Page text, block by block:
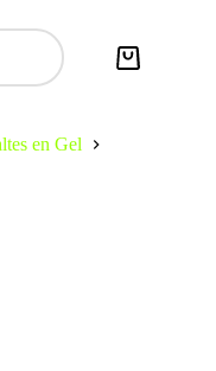
Carro
en Gel